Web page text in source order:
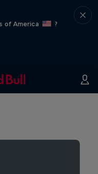
of America
?